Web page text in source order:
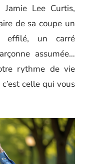
Lee Curtis,
de sa coupe un
effilé, un carré
assumée…
rythme de vie
celle qui vous